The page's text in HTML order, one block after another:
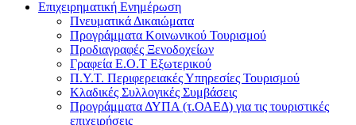
Επιχειρηματική Ενημέρωση
Πνευματικά Δικαιώματα
Προγράμματα Κοινωνικού Τουρισμού
Προδιαγραφές Ξενοδοχείων
Γραφεία Ε.Ο.Τ Εξωτερικού
Π.Υ.Τ. Περιφερειακές Υπηρεσίες Τουρισμού
Κλαδικές Συλλογικές Συμβάσεις
Προγράμματα ΔΥΠΑ (τ.ΟΑΕΔ) για τις τουριστικές
επιχειρήσεις